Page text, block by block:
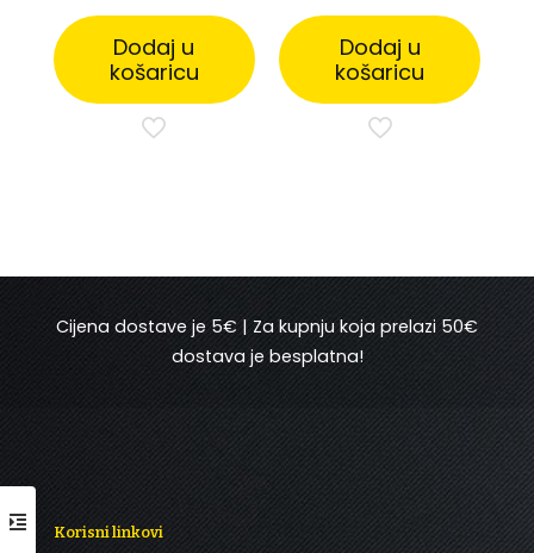
Dodaj u
košaricu
Dodaj u
košaricu
Cijena dostave je 5€ | Za kupnju koja prelazi 50€
dostava je besplatna!
Korisni linkovi